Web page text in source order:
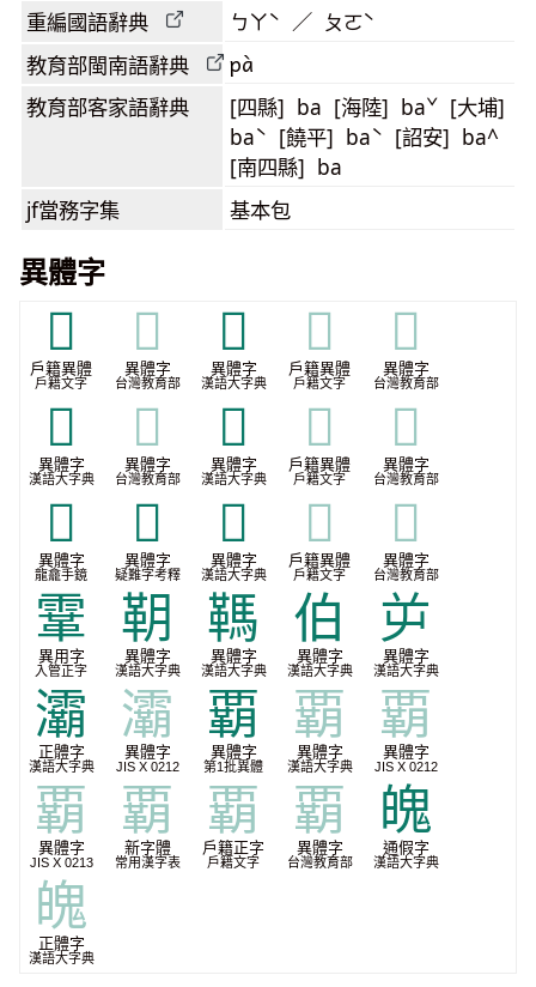
重編國語辭典 ㄅㄚˋ ／ ㄆㄛˋ
教育部閩南語辭典 pà
教育部客家語辭典
[四縣] ba [海陸] baˇ [大埔]
baˋ [饒平] baˋ [詔安] ba^
[南四縣] ba
jf當務字集 基本包
異體字
𣍸
戶籍異體
戶籍文字
𣍸
異體字
台灣教育部
𧈉
異體字
漢語大字典
𧈉
戶籍異體
戶籍文字
𧈉
異體字
台灣教育部
𧟲
異體字
漢語大字典
𧟲
異體字
台灣教育部
𧟳
異體字
漢語大字典
𧟳
戶籍異體
戶籍文字
𧟳
異體字
台灣教育部
𧠄
異體字
龍龕手鏡
𩃴
異體字
疑難字考釋
𩄤
異體字
漢語大字典
𩄤
戶籍異體
戶籍文字
𩄤
異體字
台灣教育部
䨣
異用字
入管正字
䩗
異體字
漢語大字典
䩻
異體字
漢語大字典
伯
異體字
漢語大字典
屰
異體字
漢語大字典
灞
正體字
漢語大字典
灞
異體字
JIS X 0212
覇
異體字
第1批異體
覇
異體字
漢語大字典
覇
異體字
JIS X 0212
覇
異體字
JIS X 0213
覇
新字體
常用漢字表
覇
戶籍正字
戶籍文字
覇
異體字
台灣教育部
魄
通假字
漢語大字典
魄
正體字
漢語大字典